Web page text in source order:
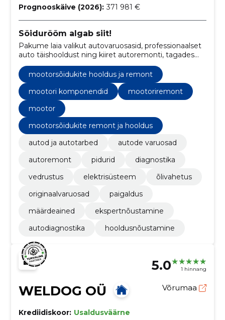
Prognooskäive (2026): 371 981 €
Sõidurõõm algab siit!
Pakume laia valikut autovaruosasid, professionaalset
auto täishooldust ning kiiret autoremonti, tagades
sõidukite sujuva toimimise ja pikaealisuse.
mootorsõidukite hooldus ja remont
mootori komponendid
mootoriremont
mootor
mootorsõidukite remont ja hooldus
autod ja autotarbed
autode varuosad
autoremont
pidurid
diagnostika
vedrustus
elektrisüsteem
õlivahetus
originaalvaruosad
paigaldus
määrdeained
ekspertnõustamine
autodiagnostika
hooldusnõustamine
5.0 1 hinnang
WELDOG OÜ Võrumaa
Krediidiskoor: Usaldusväärne